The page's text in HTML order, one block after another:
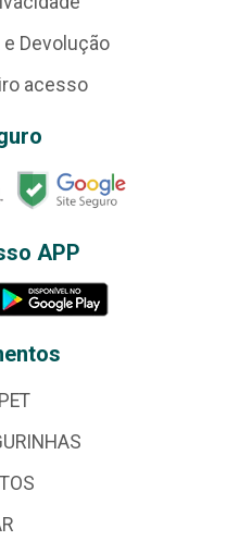
Devolução
acesso
APP